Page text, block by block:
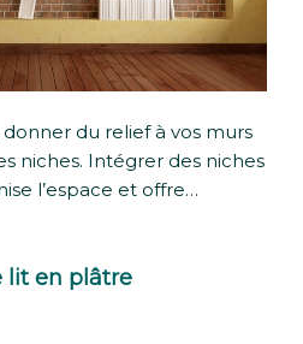
du relief à vos murs
niches. Intégrer des niches
l’espace et offre…
lit en plâtre